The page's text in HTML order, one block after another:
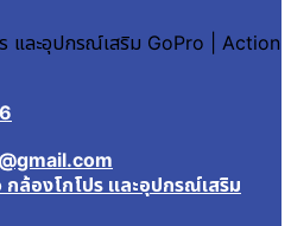
ร และอุปกรณ์เสริม GoPro | Action
ล้องโกโปร และอุปกรณ์เสริม